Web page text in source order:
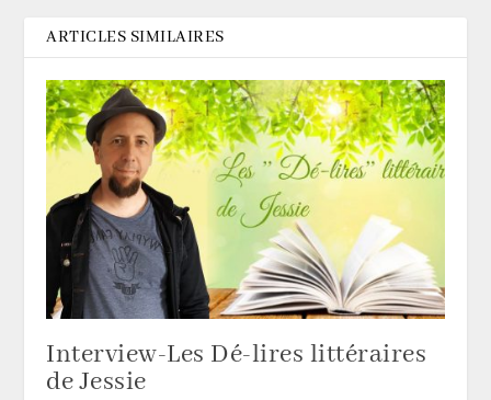
ARTICLES SIMILAIRES
Interview-Les Dé-lires littéraires
de Jessie